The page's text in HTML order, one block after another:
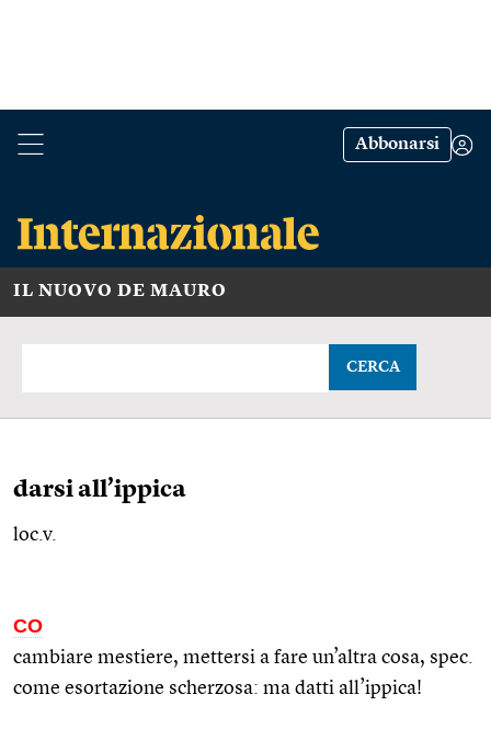
Abbonarsi
IL NUOVO DE MAURO
CERCA
darsi all’ippica
loc.v.
CO
cambiare mestiere, mettersi a fare un’altra cosa, spec.
come esortazione scherzosa: ma datti all’ippica!